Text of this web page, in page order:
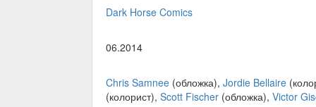
Dark Horse Comics
06.2014
Chris Samnee (обложка), Jordie Bellaire
(колорист), Scott Fischer (обложка), Victor